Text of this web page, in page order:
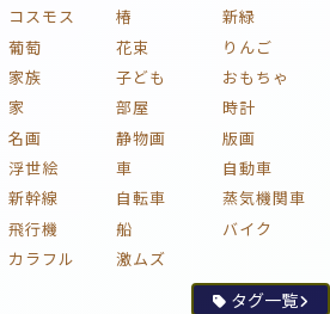
コスモス 椿
新緑
葡萄 花束
りんご
家族 子ども
おもちゃ
家 部屋
時計
名画 静物画
版画
浮世絵 車
自動車
新幹線 自転車
蒸気機関車
飛行機 船
バイク
カラフル 激ムズ
タグ一覧